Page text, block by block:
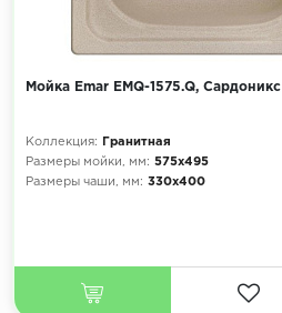
Мойка Emar EMQ-1575.Q, Сардоникс
Коллекция:
Гранитная
Размеры мойки, мм: 575х495
Размеры чаши, мм: 330х400